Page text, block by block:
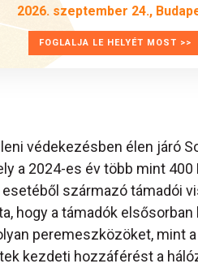
2026. szeptember 24.,
FOGLALJA LE HELYÉT MOST >>
védekezésben élen járó
a 2024-es év több mint
származó támadói
hogy a támadók
peremeszközöket, mint
kezdeti hozzáférést a